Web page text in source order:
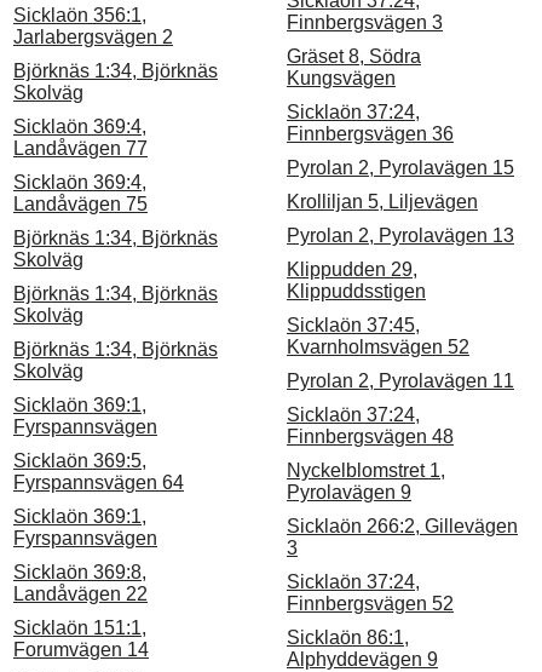
Sicklaön 356:1,
Jarlabergsvägen 2
Björknäs 1:34, Björknäs
Skolväg
Sicklaön 369:4,
Landåvägen 77
Sicklaön 369:4,
Landåvägen 75
Björknäs 1:34, Björknäs
Skolväg
Björknäs 1:34, Björknäs
Skolväg
Björknäs 1:34, Björknäs
Skolväg
Sicklaön 369:1,
Fyrspannsvägen
Sicklaön 369:5,
Fyrspannsvägen 64
Sicklaön 369:1,
Fyrspannsvägen
Sicklaön 369:8,
Landåvägen 22
Sicklaön 151:1,
Forumvägen 14
Finnbergsvägen 3
Gräset 8, Södra
Kungsvägen
Sicklaön 37:24,
Finnbergsvägen 36
Pyrolan 2, Pyrolavägen 15
Krolliljan 5, Liljevägen
Pyrolan 2, Pyrolavägen 13
Klippudden 29,
Klippuddsstigen
Sicklaön 37:45,
Kvarnholmsvägen 52
Pyrolan 2, Pyrolavägen 11
Sicklaön 37:24,
Finnbergsvägen 48
Nyckelblomstret 1,
Pyrolavägen 9
Sicklaön 266:2, Gillevägen
3
Sicklaön 37:24,
Finnbergsvägen 52
Sicklaön 86:1,
Alphyddevägen 9